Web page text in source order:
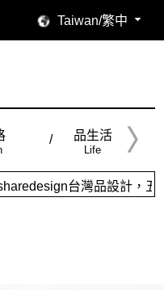
Taiwan/繁中
品生活
Life
灣品設計，五大特色主題